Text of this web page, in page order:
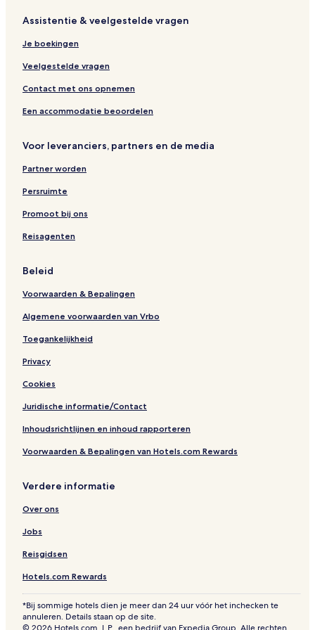
i
e
z
n
a
s
h
u
s
e
t
'
H
e
r
u
d
F
l
e
u
u
t
h
a
r
l
s
Assistentie & veelgestelde vragen
Je boekingen
Veelgestelde vragen
Contact met ons opnemen
Een accommodatie beoordelen
Voor leveranciers, partners en de media
Partner worden
Persruimte
Promoot bij ons
Reisagenten
Beleid
Voorwaarden & Bepalingen
Algemene voorwaarden van Vrbo
Toegankelijkheid
Privacy
Cookies
Juridische informatie/Contact
Inhoudsrichtlijnen en inhoud rapporteren
Voorwaarden & Bepalingen van Hotels.com Rewards
Verdere informatie
Over ons
Jobs
Reisgidsen
Hotels.com Rewards
*Bij sommige hotels dien je meer dan 24 uur vóór het inchecken te
annuleren. Details staan op de site.